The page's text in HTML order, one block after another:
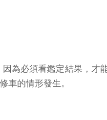
為必須看鑑定結果，才
車的情形發生。